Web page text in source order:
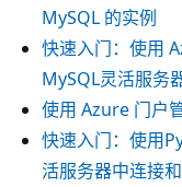
MySQL 的实例
快速入门：使用
MySQL灵活服务
使用 Azure 门户
快速入门：使用
活服务器中连接